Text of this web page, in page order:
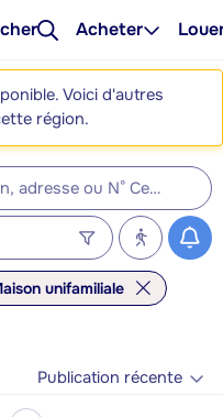
Acheter
Voici d'autres
région.
unifamiliale
Publication récente